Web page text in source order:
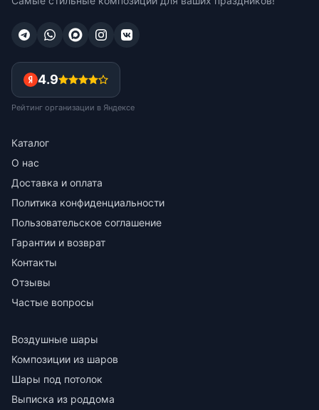
4.9
Рейтинг организации в Яндексе
Каталог
О нас
Доставка и оплата
Политика конфиденциальности
Пользовательское соглашение
Гарантии и возврат
Контакты
Отзывы
Частые вопросы
Воздушные шары
Композиции из шаров
Шары под потолок
Выписка из роддома